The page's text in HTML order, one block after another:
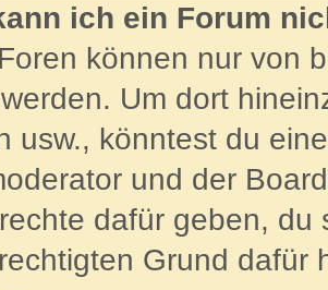
ich ein Forum
können nur von
Um dort
usw., könntest du
und der
dafür geben,
Grund dafür